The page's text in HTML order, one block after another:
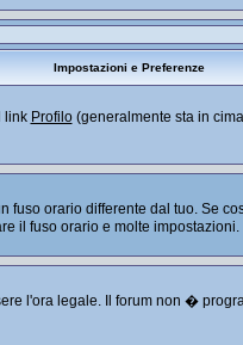
Impostazioni e Preferenze
link Profilo(generalmente sta in
orario differente dal tuo. Se
il fuso orario e molte impostazioni.
l'ora legale. Il forum non �